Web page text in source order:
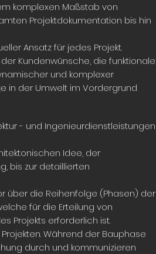
komplexen Maßstab von
Projektdokumentation bis hin
Ansatz für jedes Projekt.
Kundenwünsche, die funktionale
und komplexer
in der Umwelt im Vordergrund
- und Ingenieurdienstleistungen
Idee, der
bis zur detaillierten
über die Reihenfolge (Phasen) der
für die Erteilung von
Projekts erforderlich ist.
Während der Bauphase
durch und kommunizieren